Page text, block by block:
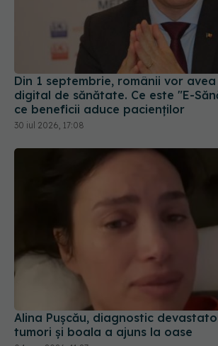
Din 1 septembrie, românii vor
digital de sănătate. Ce este "E-
ce beneficii aduce pacienților
30 iul 2026, 17:08
Alina Pușcău, diagnostic
tumori și boala a ajuns la oase